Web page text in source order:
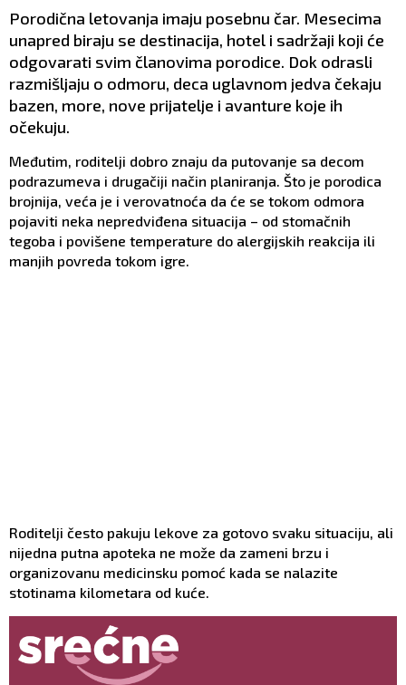
Porodična letovanja imaju posebnu čar. Mesecima
unapred biraju se destinacija, hotel i sadržaji koji će
odgovarati svim članovima porodice. Dok odrasli
razmišljaju o odmoru, deca uglavnom jedva čekaju
bazen, more, nove prijatelje i avanture koje ih
očekuju.
Međutim, roditelji dobro znaju da putovanje sa decom
podrazumeva i drugačiji način planiranja. Što je porodica
brojnija, veća je i verovatnoća da će se tokom odmora
pojaviti neka nepredviđena situacija – od stomačnih
tegoba i povišene temperature do alergijskih reakcija ili
manjih povreda tokom igre.
Roditelji često pakuju lekove za gotovo svaku situaciju, ali
nijedna putna apoteka ne može da zameni brzu i
organizovanu medicinsku pomoć kada se nalazite
stotinama kilometara od kuće.